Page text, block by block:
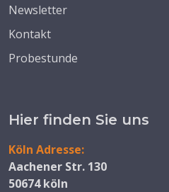
Newsletter
Kontakt
Probestunde
Hier finden Sie uns
Köln Adresse:
Aachener Str. 130
50674 köln